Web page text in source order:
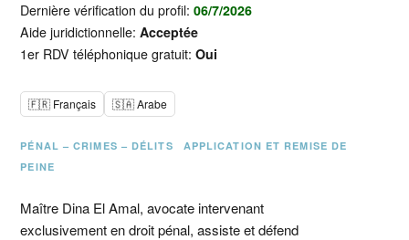
Dernière vérification du profil:06/7/2026
Aide juridictionnelle:Acceptée
1er RDV téléphonique gratuit:Oui
🇫🇷 Français 🇸🇦 Arabe
PÉNAL – CRIMES – DÉLITS
APPLICATION ET REMISE DE
PEINE
Maître Dina El Amal, avocate intervenant
exclusivement en droit pénal, assiste et défend